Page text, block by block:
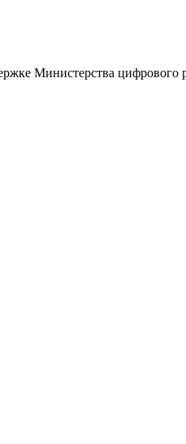
Министерства цифрового